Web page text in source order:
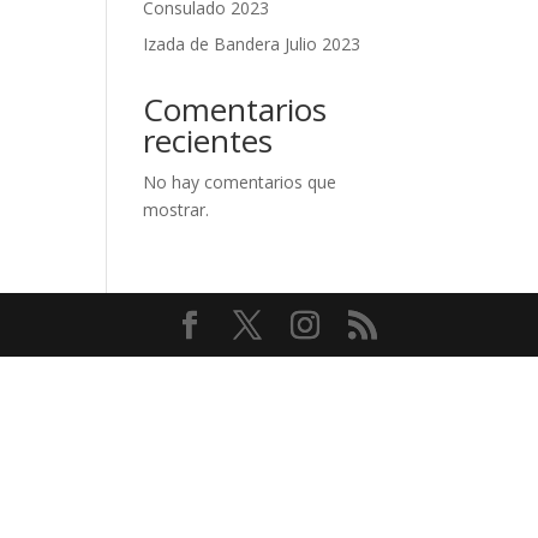
Consulado 2023
Izada de Bandera Julio 2023
Comentarios
recientes
No hay comentarios que
mostrar.